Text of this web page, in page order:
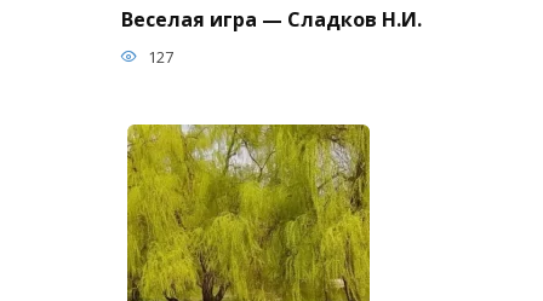
Веселая игра — Сладков Н.И.
127